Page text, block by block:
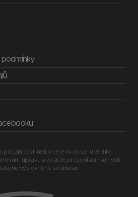
použití části nebo celého obsahu těchto
úpravu a zvláště prezentaci na jiných
výslovného souhlasu.